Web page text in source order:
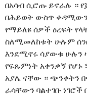
በአሳብ ሲሮጡ ይኖራሉ ።
በሕይወት ውስጥ
የማይለዩ ሰዎች ዕረፍት
ስለሚመለከቱት ሁሉም
እንደሚኖሩ ሳያውቁ ሁሉን
የፍጹምነት አቀንቃኝ የሆኑ
አያሌ ናቸው ። ጭንቀትን
ራሳቸውን ባልተገቡ